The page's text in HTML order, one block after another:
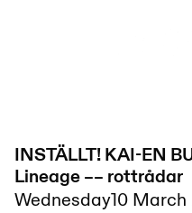
INSTÄLLT! KAI-EN
Lineage –– rottrådar
Wednesday10 March